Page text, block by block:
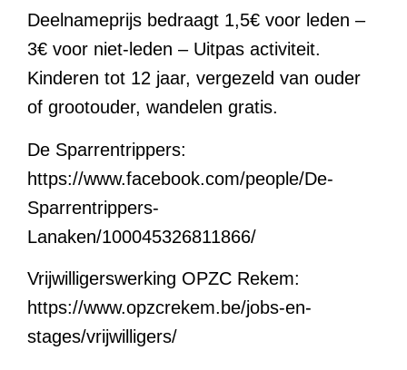
Deelnameprijs bedraagt 1,5€ voor leden –
3€ voor niet-leden – Uitpas activiteit.
Kinderen tot 12 jaar, vergezeld van ouder
of grootouder, wandelen gratis.
De Sparrentrippers:
https://www.facebook.com/people/De-
Sparrentrippers-
Lanaken/100045326811866/
Vrijwilligerswerking OPZC Rekem:
https://www.opzcrekem.be/jobs-en-
stages/vrijwilligers/